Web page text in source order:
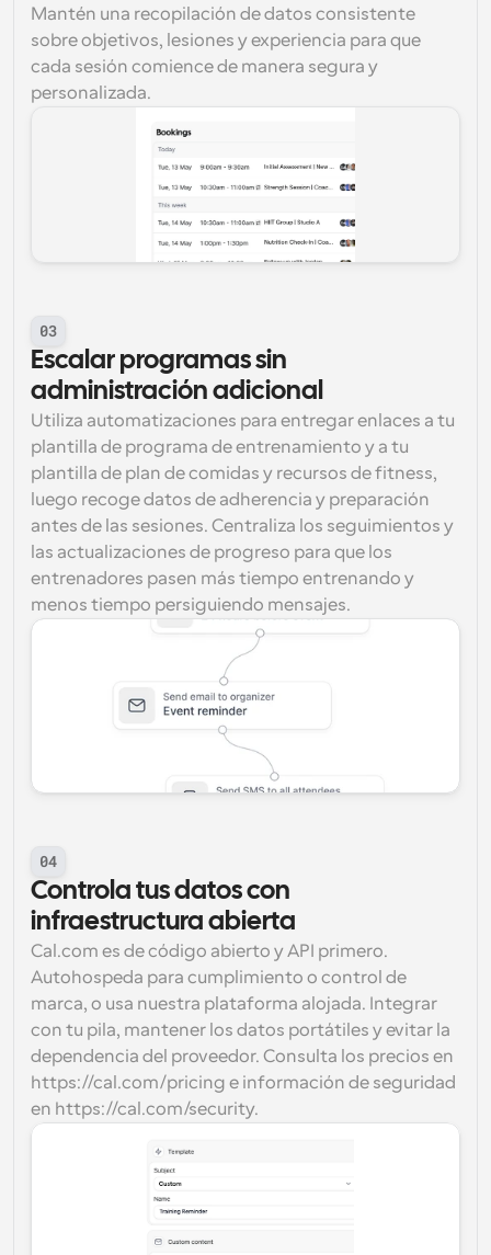
Mantén una recopilación de datos consistente
sobre objetivos, lesiones y experiencia para que
cada sesión comience de manera segura y
personalizada.
03
Escalar programas sin
administración adicional
Utiliza automatizaciones para entregar enlaces a tu
plantilla de programa de entrenamiento y a tu
plantilla de plan de comidas y recursos de fitness,
luego recoge datos de adherencia y preparación
antes de las sesiones. Centraliza los seguimientos y
las actualizaciones de progreso para que los
entrenadores pasen más tiempo entrenando y
menos tiempo persiguiendo mensajes.
04
Controla tus datos con
infraestructura abierta
Cal.com es de código abierto y API primero.
Autohospeda para cumplimiento o control de
marca, o usa nuestra plataforma alojada. Integrar
con tu pila, mantener los datos portátiles y evitar la
dependencia del proveedor. Consulta los precios en
https://cal.com/pricing e información de seguridad
en https://cal.com/security.